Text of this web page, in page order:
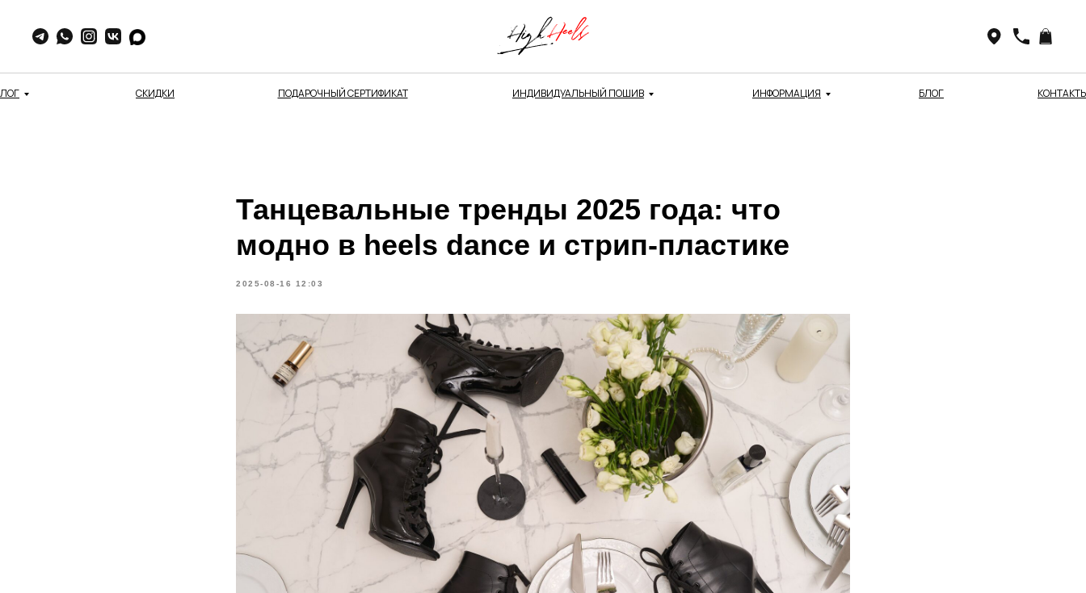
ПОДАРОЧНЫЙ СЕРТИФИКАТ ИНДИВИДУАЛЬНЫЙ ПОШИВ
СКИДКИ ИНФОРМАЦИЯ БЛОГ
Танцевальные тренды 2025 года: что
модно в heels dance и стрип-пластике
2025-08-16 12:03